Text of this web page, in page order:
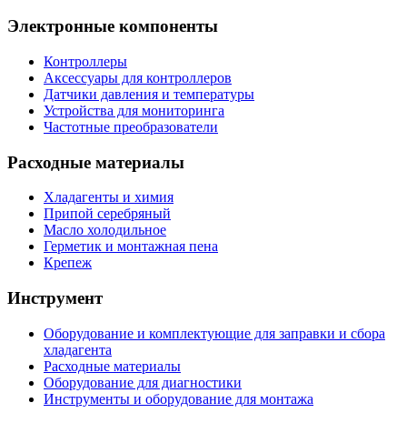
Электронные компоненты
Контроллеры
Аксессуары для контроллеров
Датчики давления и температуры
Устройства для мониторинга
Частотные преобразователи
Расходные материалы
Хладагенты и химия
Припой серебряный
Масло холодильное
Герметик и монтажная пена
Крепеж
Инструмент
Оборудование и комплектующие для заправки и сбора
хладагента
Расходные материалы
Оборудование для диагностики
Инструменты и оборудование для монтажа